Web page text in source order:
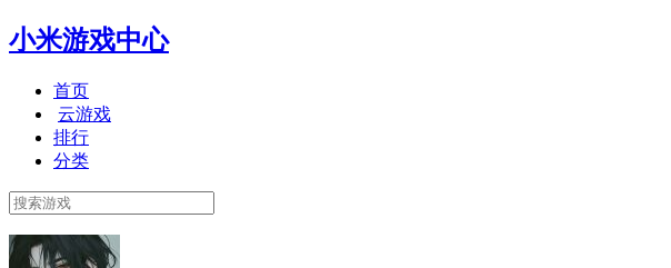
小米游戏中心
首页
云游戏
排行
分类